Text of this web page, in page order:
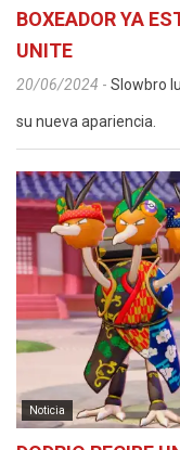
BOXEADOR YA
UNITE
20/06/2024 - Slowbro
su nueva apariencia.
Noticia